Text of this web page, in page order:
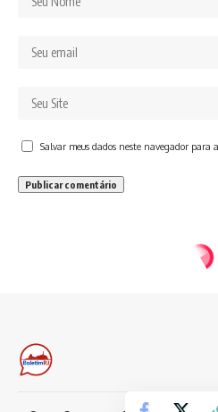
Salvar meus dados neste navegador para